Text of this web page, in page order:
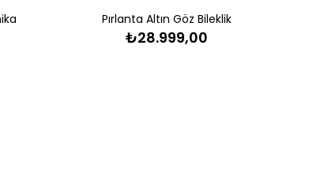
Pırlanta Altın Göz Bileklik
₺28.999,00